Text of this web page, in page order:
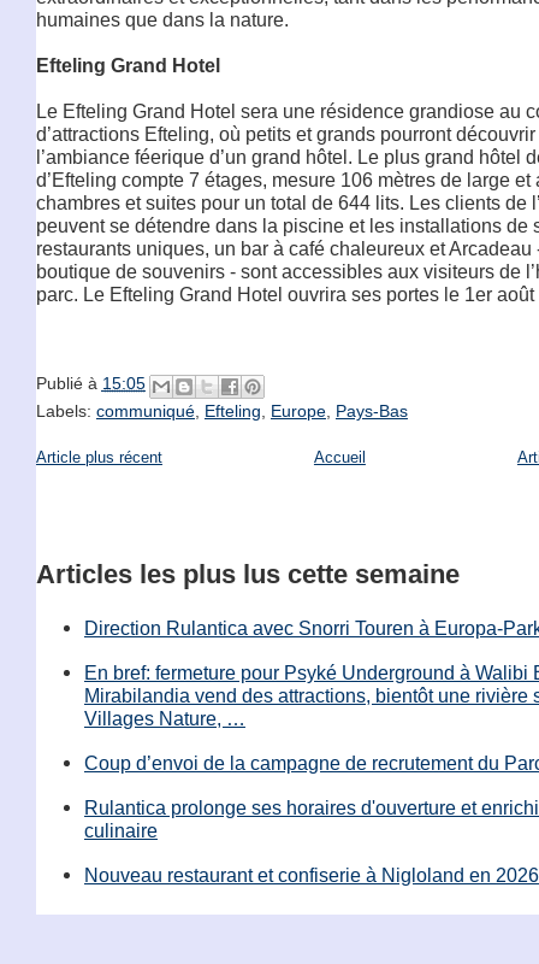
humaines que dans la nature.
Efteling Grand Hotel
Le Efteling Grand Hotel sera une résidence grandiose au
d’attractions Efteling, où petits et grands pourront
l’ambiance féerique d’un grand hôtel. Le plus grand hôtel
d’Efteling compte 7 étages, mesure 106 mètres de large et
chambres et suites pour un total de 644 lits. Les clients de
peuvent se détendre dans la piscine et les installations de
restaurants uniques, un bar à café chaleureux et Arcadeau
boutique de souvenirs - sont accessibles aux visiteurs de
parc. Le Efteling Grand Hotel ouvrira ses portes le 1er août
Publié à 15:05
Labels: communiqué, Efteling Europe, Pays-Bas
Article plus récent Accueil
Articles les plus lus cette semaine
Direction Rulantica avec Snorri Touren à Europa-
En bref: fermeture pour Psyké Underground à Walibi
Mirabilandia vend des attractions, bientôt une rivière
Villages Nature, …
Coup d’envoi de la campagne de recrutement du
Rulantica prolonge ses horaires d'ouverture et
culinaire
Nouveau restaurant et confiserie à Nigloland en 2026